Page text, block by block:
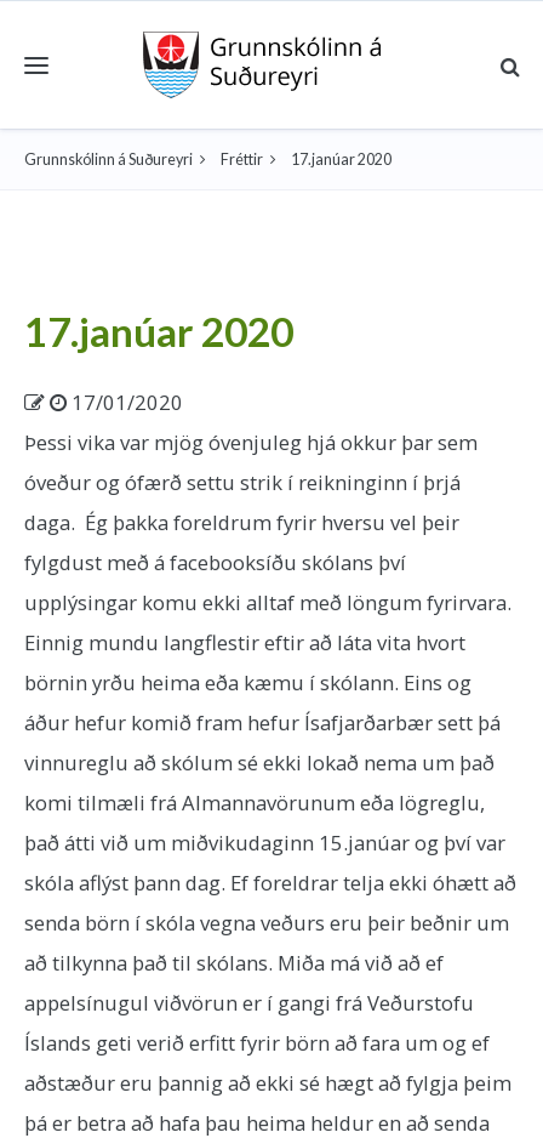
Toggle navigation
Grunnskólinn á Suðureyri Fréttir 17.janúar 2020
17.janúar 2020
17/01/2020
Þessi vika var mjög óvenjuleg hjá okkur þar sem
óveður og ófærð settu strik í reikninginn í þrjá
daga. Ég þakka foreldrum fyrir hversu vel þeir
fylgdust með á facebooksíðu skólans því
upplýsingar komu ekki alltaf með löngum fyrirvara.
Einnig mundu langflestir eftir að láta vita hvort
börnin yrðu heima eða kæmu í skólann. Eins og
áður hefur komið fram hefur Ísafjarðarbær sett þá
vinnureglu að skólum sé ekki lokað nema um það
komi tilmæli frá Almannavörunum eða lögreglu,
það átti við um miðvikudaginn 15.janúar og því var
skóla aflýst þann dag. Ef foreldrar telja ekki óhætt að
senda börn í skóla vegna veðurs eru þeir beðnir um
að tilkynna það til skólans. Miða má við að ef
appelsínugul viðvörun er í gangi frá Veðurstofu
Íslands geti verið erfitt fyrir börn að fara um og ef
aðstæður eru þannig að ekki sé hægt að fylgja þeim
þá er betra að hafa þau heima heldur en að senda